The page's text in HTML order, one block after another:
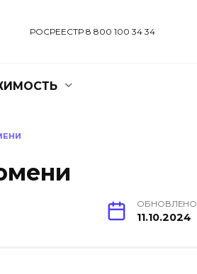
РОСРЕЕСТР 8 800 100 34 34
ОБНОВЛЕНО
11.10.2024